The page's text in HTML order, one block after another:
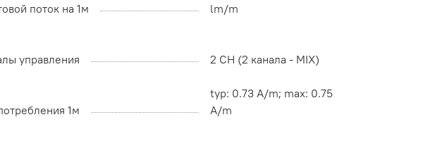
поток на 1м
lm/m
управления 2 CH (2 канала - MIX)
1м
typ: 0.73 A/m; max: 0.75
A/m